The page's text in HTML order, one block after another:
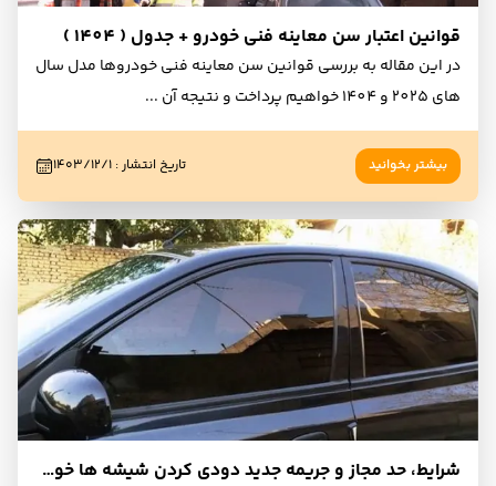
قوانین اعتبار سن معاینه فنی خودرو + جدول ( 1404 )
در این مقاله به بررسی قوانین سن معاینه فنی خودروها مدل سال
های 2025 و 1404 خواهیم پرداخت و نتیجه آن
...
بیشتر بخوانید تاریخ انتشار: ۱۴۰۳/۱۲/۱
شرایط، حد مجاز و جریمه جدید دودی کردن شیشه ها خودرو